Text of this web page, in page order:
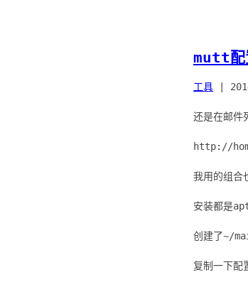
mutt配
工具 |
还是在邮件
http://
我用的组合
安装都是
创建了~/
复制一下配